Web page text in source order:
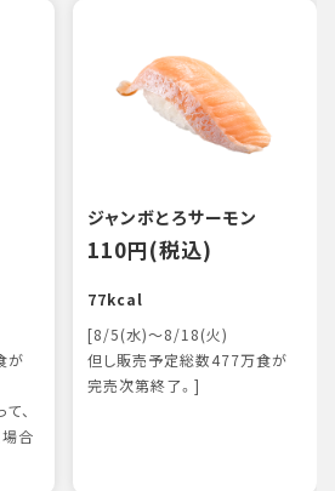
が
、
合
ジャンボとろサーモン
110円(税込)
77kcal
[8/5(水)～8/18(火)
但し販売予定総数477万食が
完売次第終了。]